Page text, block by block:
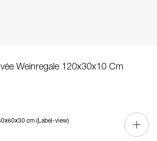
Weinregale 120x30x10 Cm
cm (Label-view)